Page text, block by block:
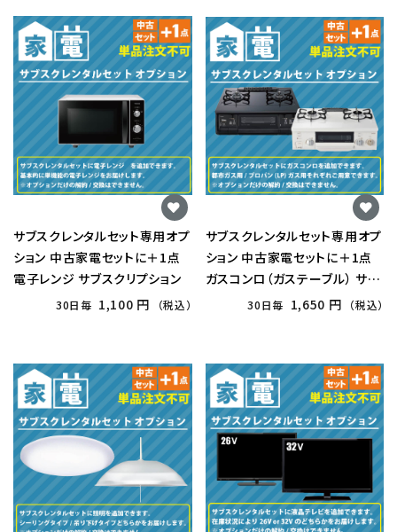
サブスクレンタルセット専用オプ
ション 中古家電セットに＋1点
電子レンジ サブスクリプション
30日毎 1,100 円 （税込）
サブスクレンタルセット専用オプ
ション 中古家電セットに＋1点
ガスコンロ（ガステーブル） サブ
スクリプション
30日毎 1,650 円 （税込）